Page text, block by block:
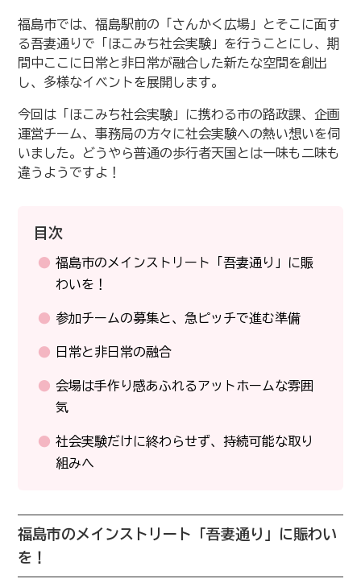
福島市では、福島駅前の「さんかく広場」とそこに面す
る吾妻通りで「ほこみち社会実験」を行うことにし、期
間中ここに日常と非日常が融合した新たな空間を創出
し、多様なイベントを展開します。
今回は「ほこみち社会実験」に携わる市の路政課、企画
運営チーム、事務局の方々に社会実験への熱い想いを伺
いました。どうやら普通の歩行者天国とは一味も二味も
違うようですよ！
目次
福島市のメインストリート「吾妻通り」に賑
わいを！
参加チームの募集と、急ピッチで進む準備
日常と非日常の融合
会場は手作り感あふれるアットホームな雰囲
気
社会実験だけに終わらせず、持続可能な取り
組みへ
福島市のメインストリート「吾妻通り」に賑わい
を！